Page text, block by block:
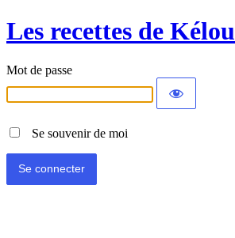
Les recettes de Kélou
Mot de passe
Se souvenir de moi